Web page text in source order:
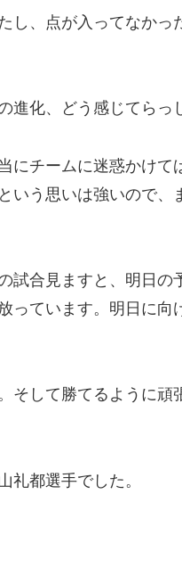
し、点が入ってなか
進化、どう感じてらっ
にチームに迷惑かけて
いう思いは強いので、
試合見ますと、明日の
っています。明日に向
そして勝てるように
礼都選手でした。